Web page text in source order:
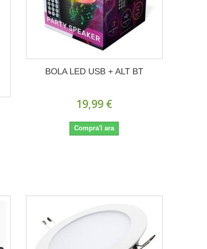
BOLA LED USB + ALT BT
19,99 €
Compra'l ara